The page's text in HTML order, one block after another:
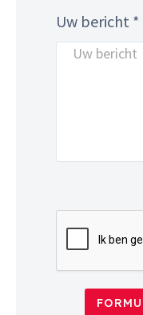
Uw bericht *